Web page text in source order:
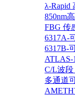
λ-Rapid
850nm
FBG 传
6317A-
6317B-
ATLAS-
C/L波
多通道